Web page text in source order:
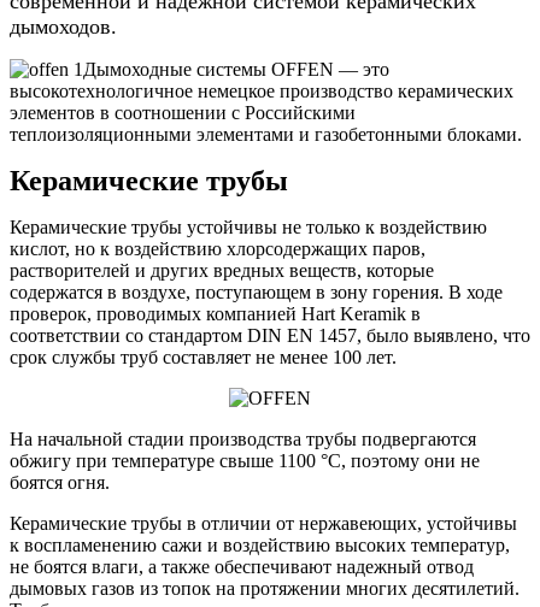
дымоходов.
Дымоходные системы OFFEN — это
высокотехнологичное немецкое производство керамических
элементов в соотношении с Российскими
теплоизоляционными элементами и газобетонными блоками.
Керамические трубы
Керамические трубы устойчивы не только к воздействию
кислот, но к воздействию хлорсодержащих паров,
растворителей и других вредных веществ, которые
содержатся в воздухе, поступающем в зону горения. В ходе
проверок, проводимых компанией Hart Keramik в
соответствии со стандартом DIN EN 1457, было выявлено, что
срок службы труб составляет не менее 100 лет.
На начальной стадии производства трубы подвергаются
обжигу при температуре свыше 1100 °C, поэтому они не
боятся огня.
Керамические трубы в отличии от нержавеющих, устойчивы
к воспламенению сажи и воздействию высоких температур,
не боятся влаги, а также обеспечивают надежный отвод
дымовых газов из топок на протяжении многих десятилетий.